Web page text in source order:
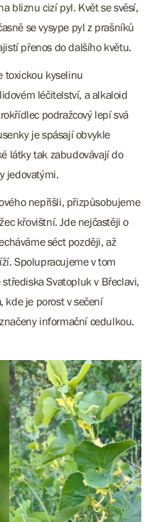
bliznu cizí pyl. Květ se svěsí,
se vysype pyl z prašníků
přenos do dalšího květu.
toxickou kyselinu
léčitelství, a alkaloid
podražcový lepí svá
je spásají obvykle
látky tak zabudovávají do
jedovatými.
nepřišli, přizpůsobujeme
křovištní. Jde nejčastěji o
séct později, až
Spolupracujeme v tom
Svatopluk v Břeclavi,
kde je porost v sečení
informační cedulkou.